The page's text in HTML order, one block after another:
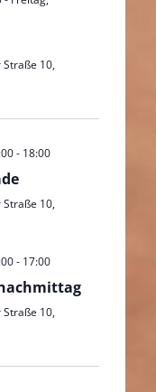
10,
- 18:00
10,
- 17:00
10,